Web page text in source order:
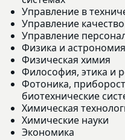
Управление в
Управление
Управление
Физика и астрономия
Физическая химия
Философия, этика и
Фотоника,
биотехнические
Химическая
Химические науки
Экономика